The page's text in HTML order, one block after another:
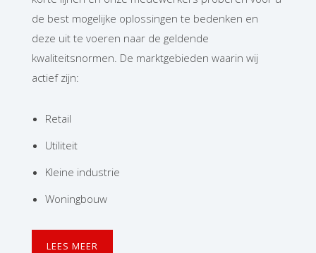
de best mogelijke oplossingen te bedenken en
deze uit te voeren naar de geldende
kwaliteitsnormen. De marktgebieden waarin wij
actief zijn:
Retail
Utiliteit
Kleine industrie
Woningbouw
LEES MEER